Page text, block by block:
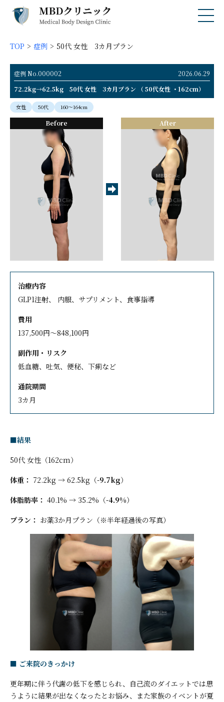
TOP 症例 50代 女性 3カ月プラン
症例 No.000002
2026.06.29
72.2kg→62.5kg 50代 女性 3カ月プラン （ 50代女性 ・162cm）
女性 50代 160〜164cm
治療内容
GLP1注射、 内服、サプリメント、食事指導
費用
137,500円～848,100円
副作用・リスク
低血糖、吐気、便秘、下痢など
通院期間
3カ月
■結果
50代 女性（162cm）
体重： 72.2kg → 62.5kg（-9.7kg）
体脂肪率： 40.1% → 35.2%（-4.9%）
プラン： お薬3か月プラン（※半年経過後の写真）
■ ご来院のきっかけ
更年期に伴う代謝の低下を感じられ、自己流のダイエットでは思
うように結果が出なくなったとお悩み、また家族のイベントが夏